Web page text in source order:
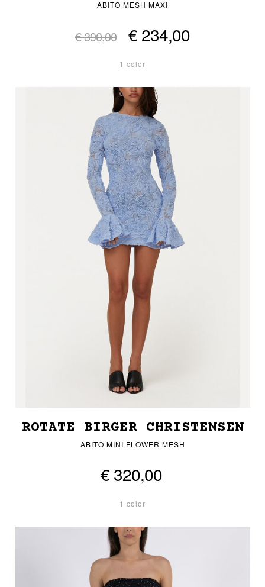
ABITO MESH MAXI
€ 390,00 € 234,00
1 color
ROTATE BIRGER CHRISTENSEN
ABITO MINI FLOWER MESH
€ 320,00
1 color